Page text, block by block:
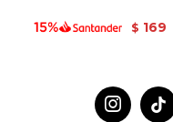
$ 169
